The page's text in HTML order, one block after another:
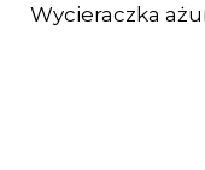
Wycieraczka